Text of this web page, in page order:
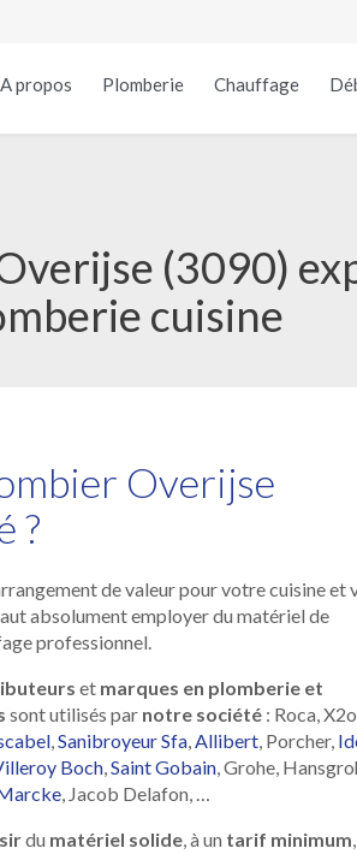
A propos Plomberie Chauffage
(3090)
cuisine
Overijse
?
de valeur pour votre cuisine et
absolument employer du matériel de
professionnel.
et marques en plomberie et
sont utilisés par notre société : Roca,
,Sanibroyeur Sfa,Allibert, Porcher,
Boch,Saint Gobain, Grohe,
, Jacob Delafon, …
du matériel solide, à un tarif minimum,